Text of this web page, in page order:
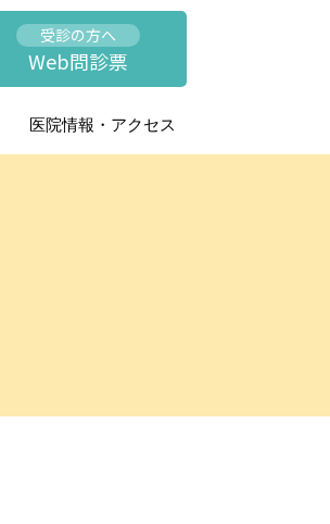
受診の方へ
Web問診票
医院情報・アクセス